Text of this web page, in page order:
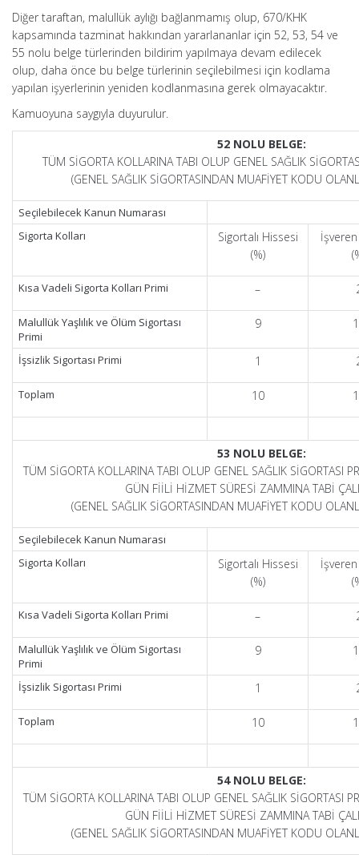
Diğer taraftan, malullük aylığı bağlanmamış olup, 670/KHK
kapsamında tazminat hakkından yararlananlar için 52, 53, 54 ve
55 nolu belge türlerinden bildirim yapılmaya devam edilecek
olup, daha önce bu belge türlerinin seçilebilmesi için kodlama
yapılan işyerlerinin yeniden kodlanmasına gerek olmayacaktır.
Kamuoyuna saygıyla duyurulur.
52 NOLU BELGE:
TÜM SİGORTA KOLLARINA TABI OLUP GENEL SAĞLIK
(GENEL SAĞLIK SİGORTASINDAN MUAFİYET KODU
Seçilebilecek Kanun Numarası
Sigorta Kolları
Sigortalı Hissesi
(%)
Kısa Vadeli Sigorta Kolları Primi –
Malullük Yaşlılık ve Ölüm Sigortası
Primi
9
İşsizlik Sigortası Primi 1
Toplam 10
53 NOLU BELGE:
TÜM SİGORTA KOLLARINA TABI OLUP GENEL SAĞLIK SİGORTASI
GÜN FİİLİ HİZMET SÜRESİ ZAMMINA TABİ
(GENEL SAĞLIK SİGORTASINDAN MUAFİYET KODU
Seçilebilecek Kanun Numarası
Sigorta Kolları
Sigortalı Hissesi
(%)
Kısa Vadeli Sigorta Kolları Primi –
Malullük Yaşlılık ve Ölüm Sigortası
Primi
9
İşsizlik Sigortası Primi 1
Toplam 10
54 NOLU BELGE:
TÜM SİGORTA KOLLARINA TABI OLUP GENEL SAĞLIK SİGORTASI
GÜN FİİLİ HİZMET SÜRESİ ZAMMINA TABİ
(GENEL SAĞLIK SİGORTASINDAN MUAFİYET KODU